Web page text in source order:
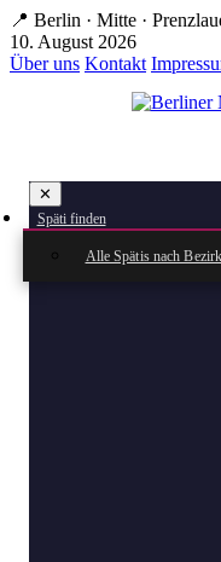
Zum
Hauptinhalt
springen
📍 Berlin · Mitte ·
10. August 2026
Über uns Kontakt
✕
Späti finden
Alle Spätis nach